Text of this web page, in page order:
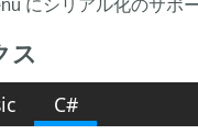
ス
C#